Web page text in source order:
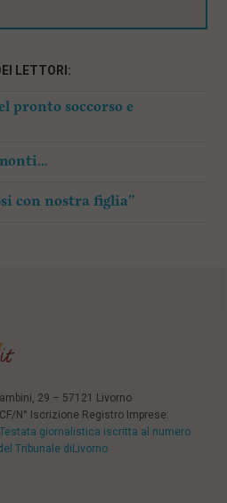
LETTORI:
pronto soccorso e
con nostra figlia”
29 – 57121 Livorno
CF/N° Iscrizione Registro Imprese:
Testata giornalistica iscritta al numero
Tribunale diLivorno